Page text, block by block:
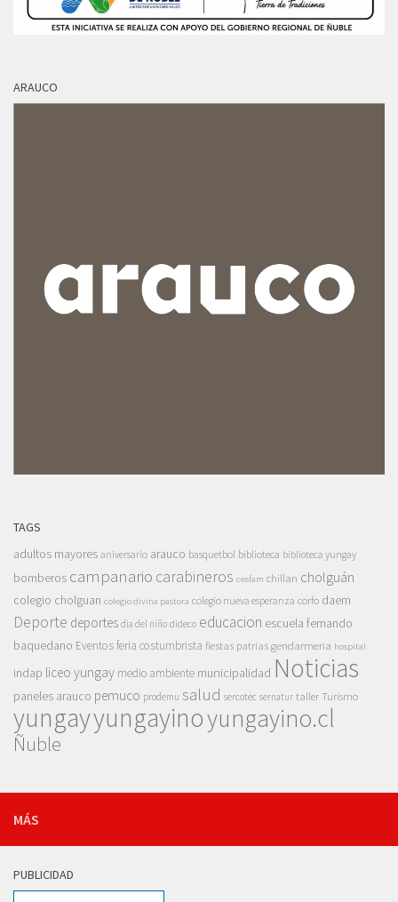
ARAUCO
TAGS
adultos mayores aniversario arauco basquetbol biblioteca biblioteca yungay
bomberos campanario carabineros cesfam chillan cholguán
colegio cholguan colegio divina pastora colegio nueva esperanza corfo daem
Deporte deportes dia del niño dideco educacion escuela fernando
baquedano Eventosferia costumbrista fiestas patrias gendarmeria hospital
indap liceo yungay medio ambiente municipalidad Noticias
paneles arauco pemuco prodemu salud sercotec sernatur taller Turismo
yungayyungayinoyungayino.cl
Ñuble
MÁS
PUBLICIDAD